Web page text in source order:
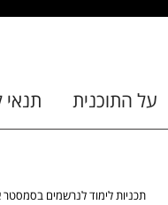
על התוכנית
תכניות לימוד לנרשמים בסמסטר